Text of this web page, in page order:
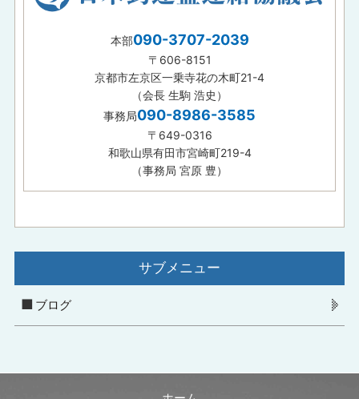
本部090-3707-2039
〒606-8151
京都市左京区一乗寺花の木町21-4
（会長 生駒 浩史）
事務局090-8986-3585
〒649-0316
和歌山県有田市宮崎町219-4
（事務局 宮原 豊）
サブメニュー
ブログ